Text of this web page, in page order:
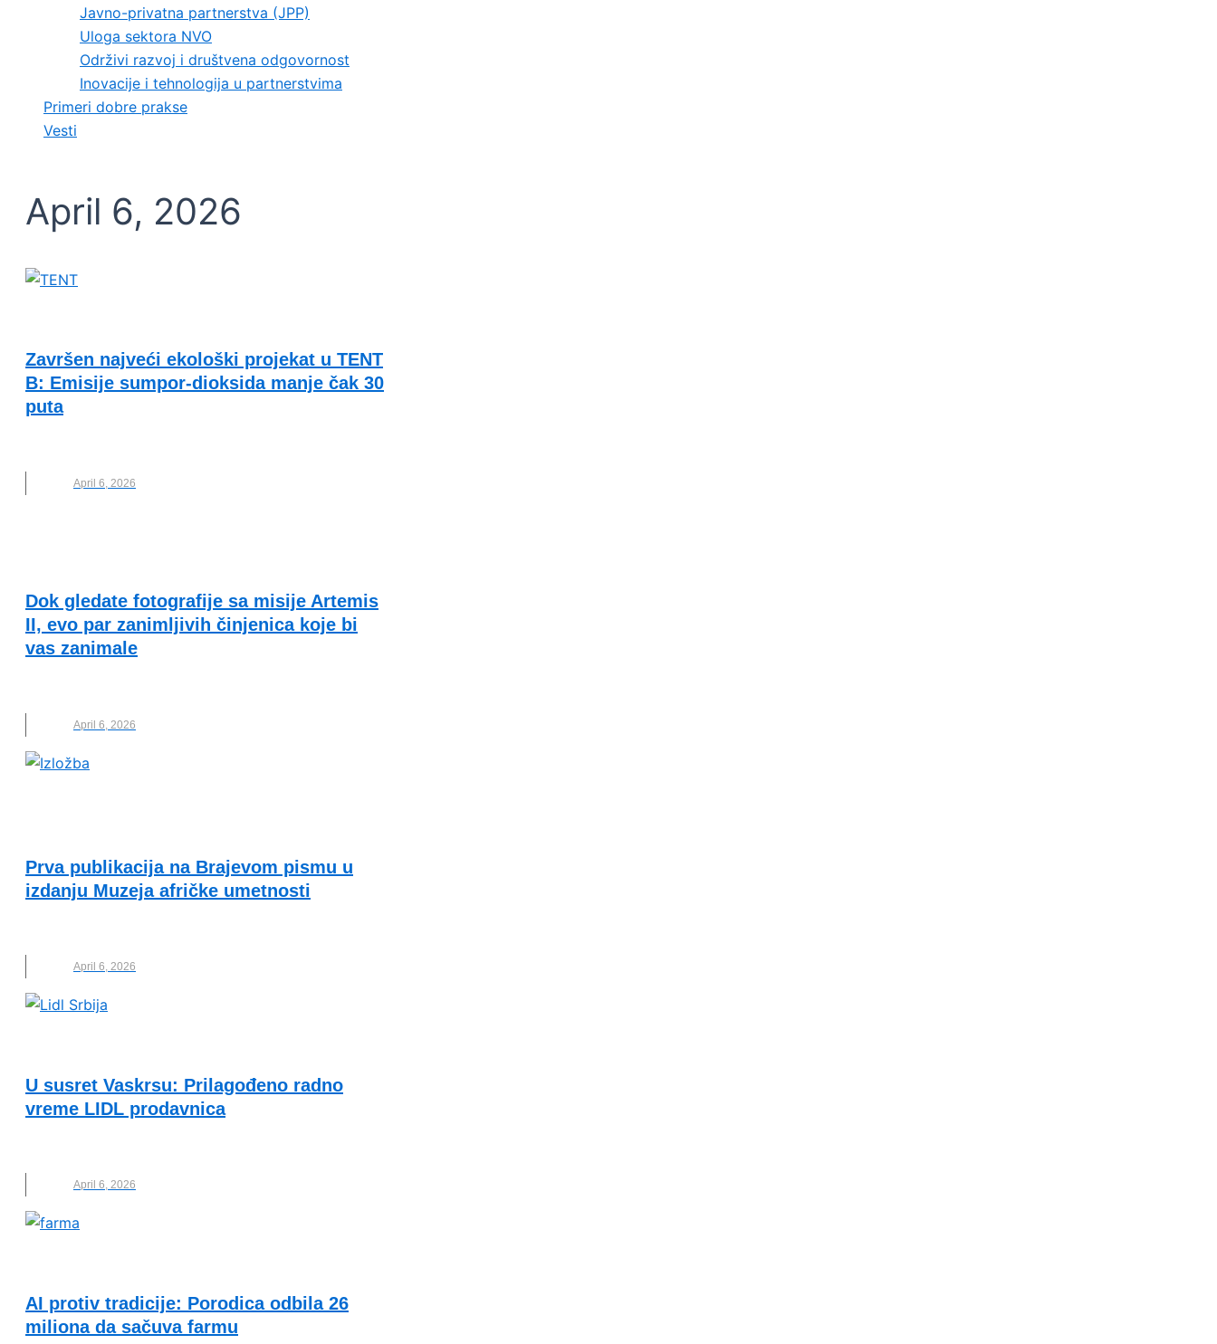
Javno-privatna partnerstva (JPP)
Uloga sektora NVO
Održivi razvoj i društvena odgovornost
Inovacije i tehnologija u partnerstvima
Primeri dobre prakse
Vesti
April 6, 2026
Završen najveći ekološki projekat u TENT
B: Emisije sumpor-dioksida manje čak 30
puta
April 6, 2026
Dok gledate fotografije sa misije Artemis
II, evo par zanimljivih činjenica koje bi
vas zanimale
April 6, 2026
Prva publikacija na Brajevom pismu u
izdanju Muzeja afričke umetnosti
April 6, 2026
U susret Vaskrsu: Prilagođeno radno
vreme LIDL prodavnica
April 6, 2026
AI protiv tradicije: Porodica odbila 26
miliona da sačuva farmu